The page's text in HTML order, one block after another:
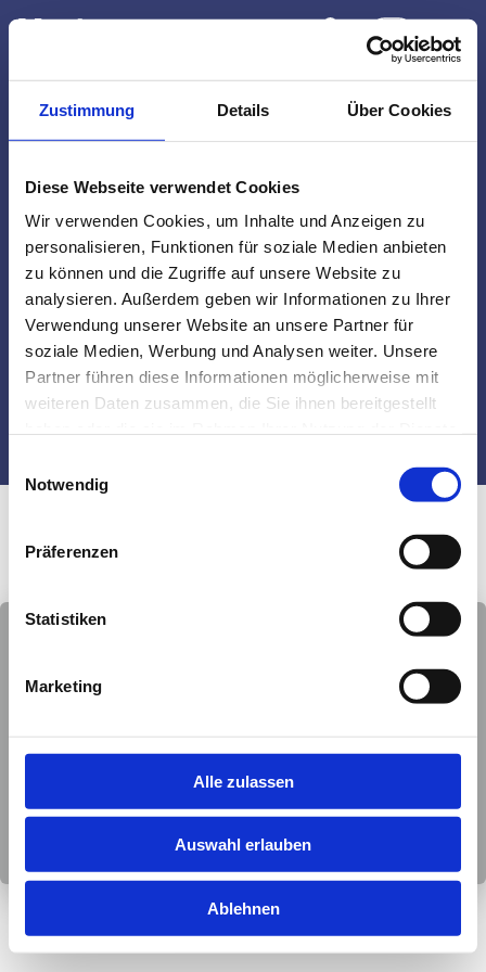
Zustimmung Details Über Cookies
Diese Webseite verwendet Cookies
Wir verwenden Cookies, um Inhalte und Anzeigen zu
personalisieren, Funktionen für soziale Medien anbieten
zu können und die Zugriffe auf unsere Website zu
analysieren. Außerdem geben wir Informationen zu Ihrer
Verwendung unserer Website an unsere Partner für
soziale Medien, Werbung und Analysen weiter. Unsere
Partner führen diese Informationen möglicherweise mit
weiteren Daten zusammen, die Sie ihnen bereitgestellt
Notwendig
Präferenzen
Statistiken
Marketing
Alle zulassen
Auswahl erlauben
Ablehnen
Switch to
Switch to
11–20:00 Uhr
Samstag
12–18:30 Uhr
@marieimbundestag
hallo@marieimbundestag.de
Marie. Das Bistro im Bundestag
Marie-Elisabeth-Lüders-Haus
Adele-Schreiber-Krieger-Straße 1
10117 Berlin
12–18:30 Uhr geöffnet!
Hinweis: Samstags keine warme Küche,
Schließen